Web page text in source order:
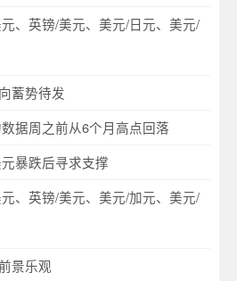
、英镑/美元、美元/日元、美元/
蓄势待发
据周之前从6个月高点回落
暴跌后寻求支撑
、英镑/美元、美元/加元、美元/
景乐观